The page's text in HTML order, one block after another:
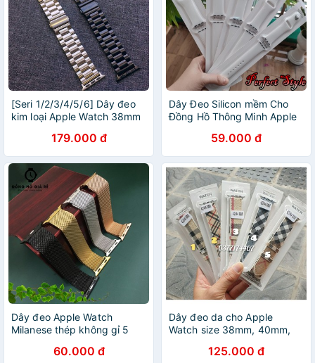
[Seri 1/2/3/4/5/6] Dây đeo
kim loại Apple Watch 38mm
179.000 đ
Dây Đeo Silicon mềm Cho
Đồng Hồ Thông Minh Apple
44mm nhiều mầu
59.000 đ
Dây đeo Apple Watch
Milanese thép không gỉ 5
42mm-44mm siêu đẹp
60.000 đ
Dây đeo da cho Apple
Watch size 38mm, 40mm,
Burberry đẹp sang trọng
125.000 đ